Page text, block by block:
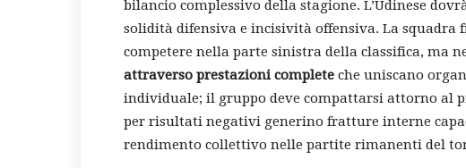
bilancio complessivo della stagione. L’Udinese
solidità difensiva e incisività offensiva. La squadra
competere nella parte sinistra della classifica, ma
attraverso prestazioni complete che uniscano
individuale; il gruppo deve compattarsi attorno al
per risultati negativi generino fratture interne
rendimento collettivo nelle partite rimanenti del